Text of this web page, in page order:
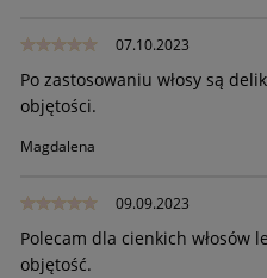
07.10.2023
Po zastosowaniu włosy są
objętości.
Magdalena
09.09.2023
Polecam dla cienkich włosów
objętość.